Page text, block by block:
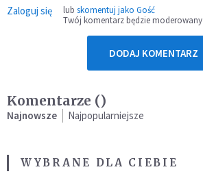
Zaloguj się lub skomentuj jako Gość
Twój komentarz będzie moderowany
DODAJ KOMENTARZ
Komentarze ()
Najnowsze Najpopularniejsze
WYBRANE DLA CIEBIE